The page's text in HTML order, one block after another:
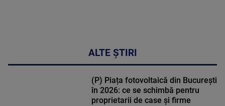
ALTE ȘTIRI
(P) Piața fotovoltaică din București
în 2026: ce se schimbă pentru
proprietarii de case și firme